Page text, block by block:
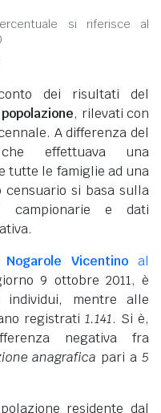
si riferisce al
dei risultati del
, rilevati con
A differenza del
che effettuava una
tutte le famiglie ad una
si basa sulla
campionarie e dati
Nogarole Vicentinoal
9 ottobre 2011, è
individui, mentre alle
registrati 1.141. Si è,
negativa fra
anagrafica pari a5
residente dal